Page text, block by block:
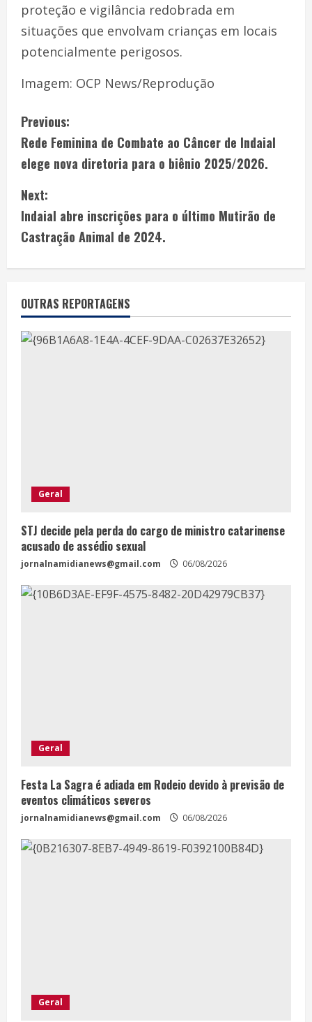
proteção e vigilância redobrada em
situações que envolvam crianças em locais
potencialmente perigosos.
Imagem: OCP News/Reprodução
Previous:
Rede Feminina de Combate ao Câncer de Indaial
elege nova diretoria para o biênio 2025/2026.
Next:
Indaial abre inscrições para o último Mutirão de
Castração Animal de 2024.
OUTRAS REPORTAGENS
Geral
STJ decide pela perda do cargo de ministro catarinense
acusado de assédio sexual
jornalnamidianews@gmail.com 06/08/2026
Geral
Festa La Sagra é adiada em Rodeio devido à previsão de
eventos climáticos severos
jornalnamidianews@gmail.com 06/08/2026
Geral